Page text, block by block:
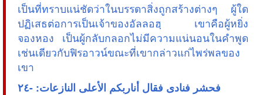
เป็นที่ทราบแน่ชัดว่าในบรรดาสิ่งถูกสร้างต่างๆ ผู้ใด
ปฏิเสธต่อการเป็นเจ้าของอัลลอฮฺ เขาคือผู้หยิ่ง
จองหอง เป็นผู้กลับกลอกไม่มีความแน่นอนในคำพูด
เช่นเดียวกับฟิรอาวน์ขณะที่เขากล่าวแก่ไพร่พลของ
เขา
فحشر فنادى فقال أناربكم الأعلى النازعات: -٢٤